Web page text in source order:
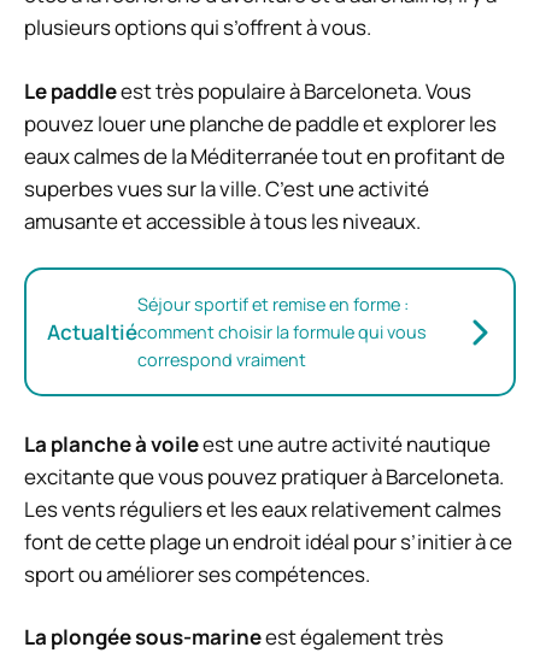
plusieurs options qui s’offrent à vous.
Le paddleest très populaire à Barceloneta. Vous
pouvez louer une planche de paddle et explorer les
eaux calmes de la Méditerranée tout en profitant de
superbes vues sur la ville. C’est une activité
amusante et accessible à tous les niveaux.
Actualtié
Séjour sportif et remise en forme :
comment choisir la formule qui vous
correspond vraiment
La planche à voileest une autre activité nautique
excitante que vous pouvez pratiquer à Barceloneta.
Les vents réguliers et les eaux relativement calmes
font de cette plage un endroit idéal pour s’initier à ce
sport ou améliorer ses compétences.
La plongée sous-marineest également très